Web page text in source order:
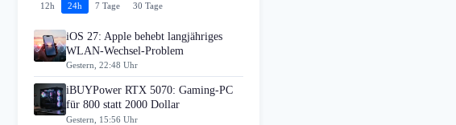
12h 24h 7 Tage 30 Tage
iOS 27: Apple behebt langjähriges
WLAN-Wechsel-Problem
Gestern, 22:48 Uhr
iBUYPower RTX 5070: Gaming-PC
für 800 statt 2000 Dollar
Gestern, 15:56 Uhr